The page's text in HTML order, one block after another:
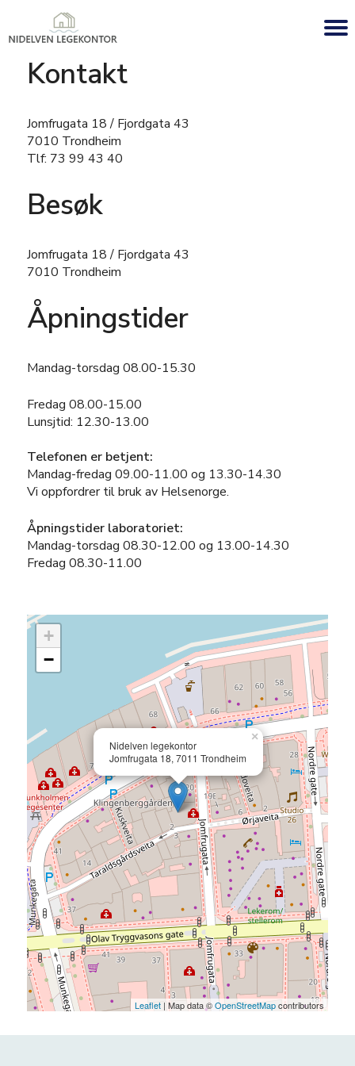
Kontakt
Jomfrugata 18 / Fjordgata 43
7010 Trondheim
Tlf: 73 99 43 40
Besøk
Jomfrugata 18 / Fjordgata 43
7010 Trondheim
Åpningstider
Mandag-torsdag 08.00-15.30
Fredag 08.00-15.00
Lunsjtid: 12.30-13.00
Telefonen er betjent:
Mandag-fredag 09.00-11.00 og 13.30-14.30
Vi oppfordrer til bruk av Helsenorge.
Åpningstider laboratoriet:
Mandag-torsdag 08.30-12.00 og 13.00-14.30
Fredag 08.30-11.00
Nidelven legekontor
Jomfrugata 18, 7011 Trondheim
×
+
−
Leaflet | Map data ©OpenStreetMapcontributors